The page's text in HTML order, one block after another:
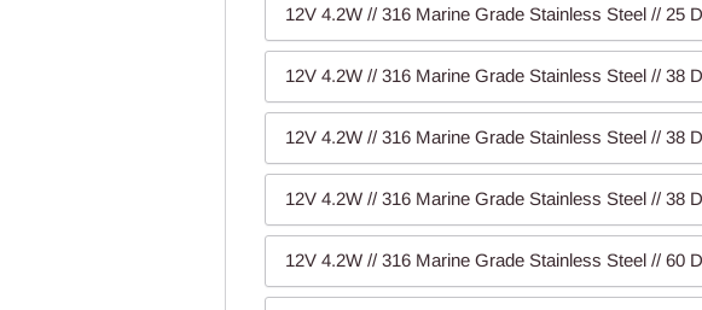
12V 4.2W // 316 Marine Grade Stainless Steel // 25
12V 4.2W // 316 Marine Grade Stainless Steel // 38
12V 4.2W // 316 Marine Grade Stainless Steel // 38
12V 4.2W // 316 Marine Grade Stainless Steel // 38
12V 4.2W // 316 Marine Grade Stainless Steel // 60